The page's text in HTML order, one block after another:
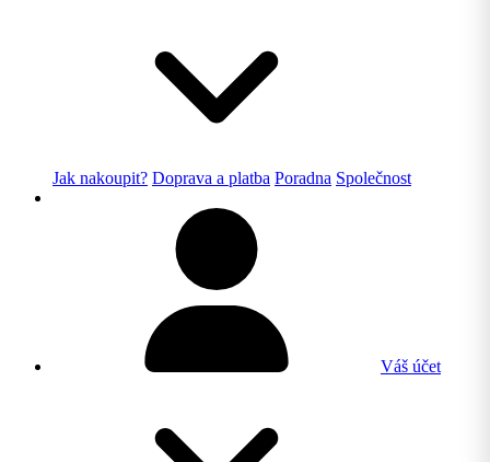
Jak nakoupit? Doprava a platba Poradna Společnost
Váš účet